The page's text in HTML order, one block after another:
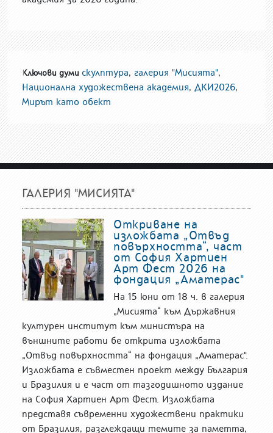
Ключови думи скулптура, галерия "Мисията",
Национална художествена академия, ДКИ2026,
Мирът като обект
ГАЛЕРИЯ "МИСИЯТА"
Откриване на
изложбата „Отвъд
повърхността“, част
от София Хартиен
Арт Фест 2026 на
фондация „Аматерас"
На 15 юни от 18 ч. в галерия
„Мисията“ към Държавния
културен институт към министъра на
външните работи бе открита изложбата
„Отвъд повърхността“ на фондация „Аматерас".
Изложбата е съвместен проект между България
и Бразилия и е част от тазгодишното издание
на София Хартиен Арт Фест. Изложбата
представя съвременни художествени практики
от Бразилия, разглеждащи темите за паметта,